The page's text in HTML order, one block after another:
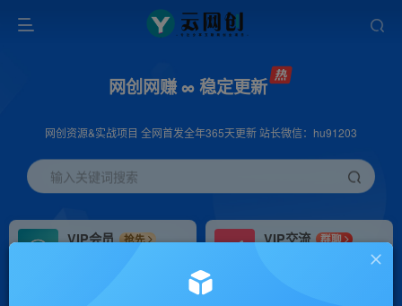
网创网赚 ∞ 稳定更新
网创资源&实战项目 全网首发全年365天更新 站长微信：hu91203
输入关键词搜索
VIP会员
抢先
VIP交流
群聊
研究探讨更多创业项目路子。